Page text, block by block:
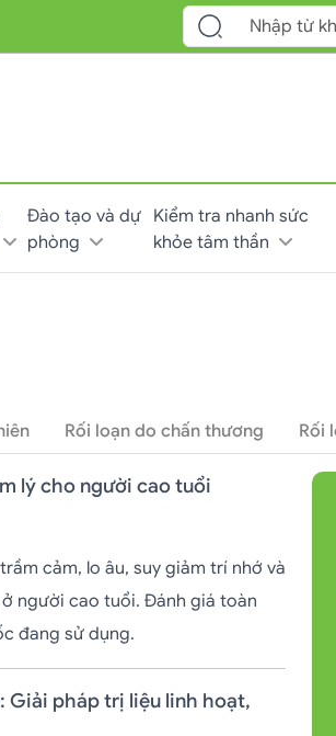
Đào tạo và dự
phòng
Kiểm tra nhanh sức
khỏe tâm thần
Rối loạn do chấn thương Rối
lý cho người cao tuổi
cảm, lo âu, suy giảm trí nhớ và
người cao tuổi. Đánh giá toàn
đang sử dụng.
Giải pháp trị liệu linh hoạt,